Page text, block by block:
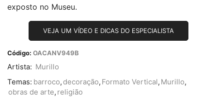
exposto no Museu.
VEJA UM VÍDEO E DICAS DO ESPECIALISTA
Código: OACANV949B
Artista: Murillo
Temas: barroco, decoração, Formato Vertical, Murillo,
obras de arte, religião